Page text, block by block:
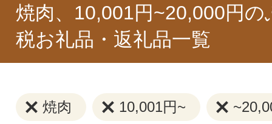
焼肉、10,001円~20,000円の
税お礼品・返礼品一覧
焼肉 10,001円~